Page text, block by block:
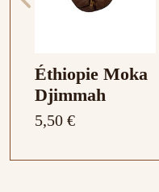
Éthiopie Moka
Djimmah
5,50 €